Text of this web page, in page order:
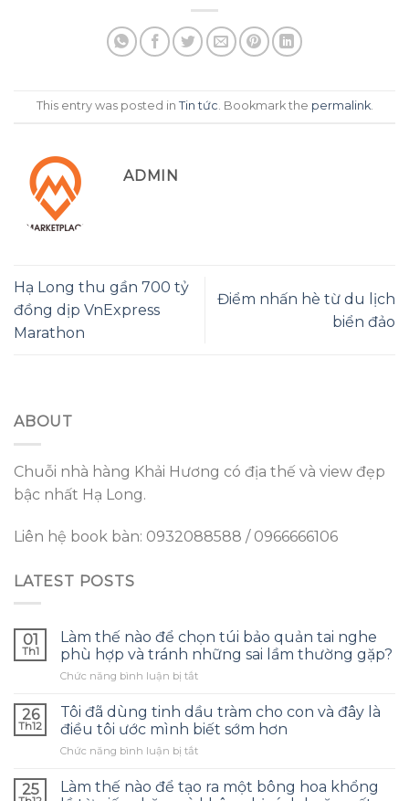
This entry was posted in Tin tức. Bookmark the permalink.
ADMIN
Hạ Long thu gần 700 tỷ
đồng dịp VnExpress
Marathon
Điểm nhấn hè từ du lịch
biển đảo
ABOUT
Chuỗi nhà hàng Khải Hương có địa thế và view đẹp
bậc nhất Hạ Long.
Liên hệ book bàn: 0932088588 / 0966666106
LATEST POSTS
01
Th1
Làm thế nào để chọn túi bảo quản tai nghe
phù hợp và tránh những sai lầm thường gặp?
Chức năng bình luận bị tắtở
thế
nào
để
chọn
bảo
26
Th12
Tôi đã dùng tinh dầu tràm cho con và đây là
điều tôi ước mình biết sớm hơn
Chức năng bình luận bị tắtở
đã
dùng
25
Làm thế nào để tạo ra một bông hoa khổng